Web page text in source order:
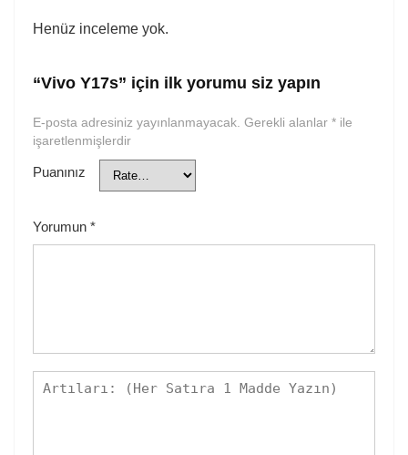
Henüz inceleme yok.
“Vivo Y17s” için ilk yorumu siz yapın
E-posta adresiniz yayınlanmayacak. Gerekli alanlar * ile
işaretlenmişlerdir
Puanınız
Yorumun *